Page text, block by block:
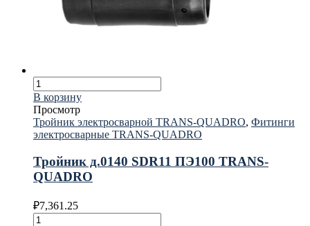
В корзину
Просмотр
Тройник электросварной TRANS-QUADRO, Фитинги
электросварные TRANS-QUADRO
Тройник д.0140 SDR11 ПЭ100 TRANS-
QUADRO
₽7,361.25